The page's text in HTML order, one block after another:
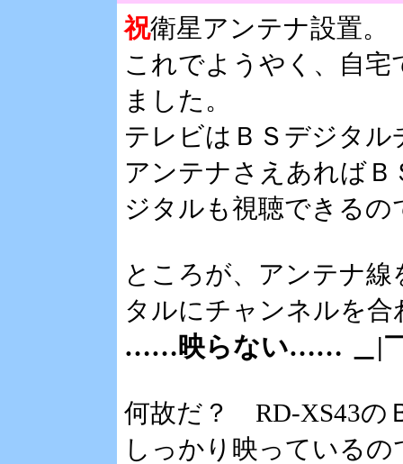
祝衛星アンテナ設置。
これでようやく、自
ました。
テレビはＢＳデジタ
アンテナさえあれば
ジタルも視聴できるの
ところが、アンテナ
タルにチャンネルを合
……映らない…… ＿|
何故だ？ RD-XS43の
しっかり映っている